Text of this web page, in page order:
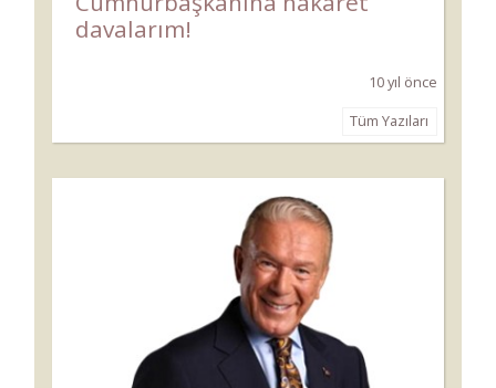
davalarım!
10 yıl önce
Tüm Yazıları